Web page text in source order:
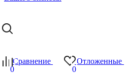
Сравнение
0
Отложенные
0